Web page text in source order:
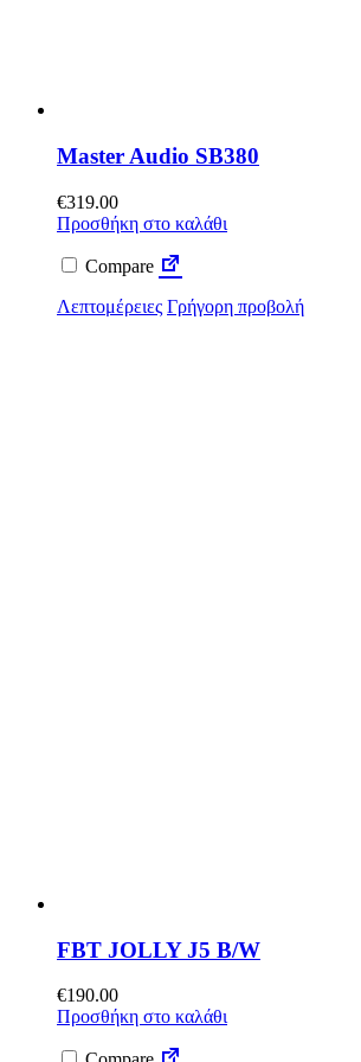
Master Audio SB380
€319.00
Προσθήκη στο καλάθι
Compare
Λεπτομέρειες Γρήγορη προβολή
FBT JOLLY J5 B/W
€190.00
Προσθήκη στο καλάθι